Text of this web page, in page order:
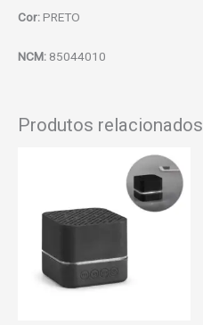
Cor:PRETO
NCM: 85044010
Produtos relacionados